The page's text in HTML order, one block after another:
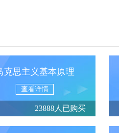
克思主义基本原理
查看详情
23888人已购买